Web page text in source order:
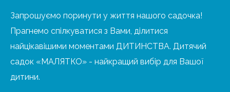
Запрошуємо поринути у життя нашого садочка!
Прагнемо спілкуватися з Вами, ділитися
найцікавішими моментами ДИТИНСТВА. Дитячий
садок «МАЛЯТКО» - найкращий вибір для Вашої
дитини.